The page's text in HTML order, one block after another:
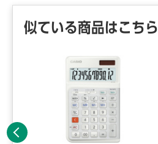
似ている商品はこちら
前へ